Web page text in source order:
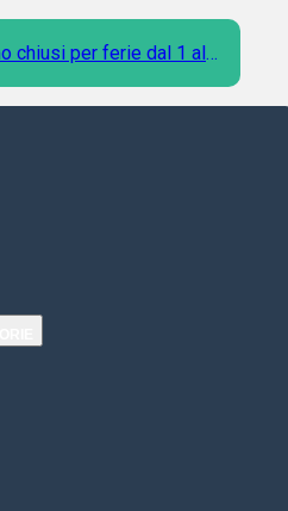
chiusi per ferie dal 1 al 9